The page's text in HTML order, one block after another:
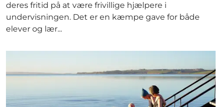
deres fritid på at være frivillige hjælpere i
undervisningen. Det er en kæmpe gave for både
elever og lær...